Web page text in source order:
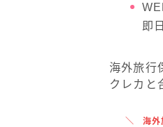
即
海外旅行
クレカと
海外